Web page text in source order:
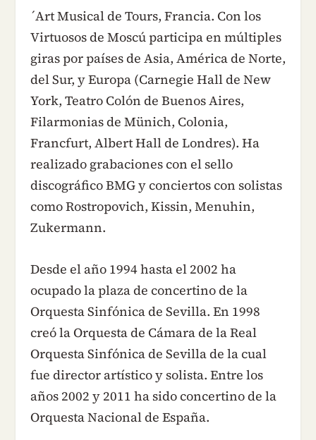
´Art Musical de Tours, Francia. Con los
Virtuosos de Moscú participa en múltiples
giras por países de Asia, América de Norte,
del Sur, y Europa (Carnegie Hall de New
York, Teatro Colón de Buenos Aires,
Filarmonias de Münich, Colonia,
Francfurt, Albert Hall de Londres). Ha
realizado grabaciones con el sello
discográfico BMG y conciertos con solistas
como Rostropovich, Kissin, Menuhin,
Zukermann.
Desde el año 1994 hasta el 2002 ha
ocupado la plaza de concertino de la
Orquesta Sinfónica de Sevilla. En 1998
creó la Orquesta de Cámara de la Real
Orquesta Sinfónica de Sevilla de la cual
fue director artístico y solista. Entre los
años 2002 y 2011 ha sido concertino de la
Orquesta Nacional de España.